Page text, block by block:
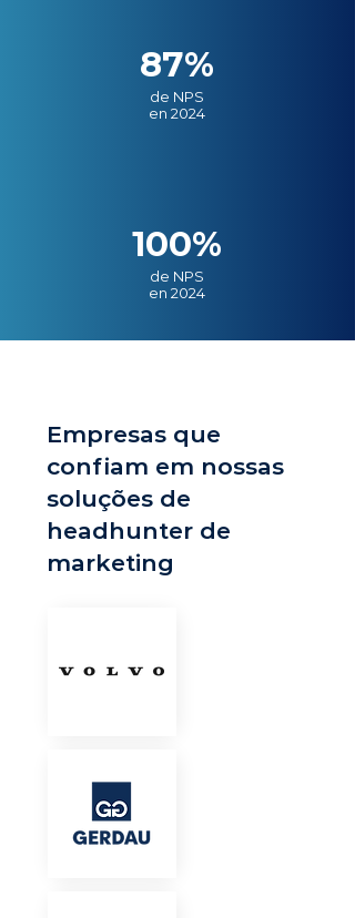
87%
de NPS
en 2024
100%
de NPS
en 2024
Empresas que
confiam em nossas
soluções de
headhunter de
marketing